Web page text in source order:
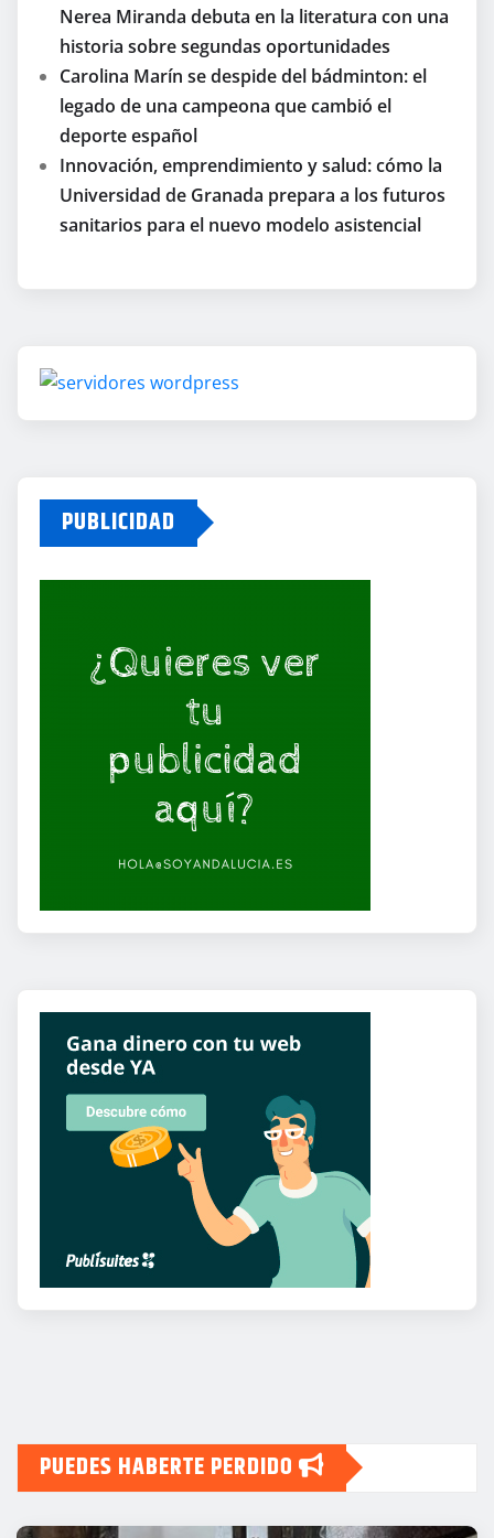
Nerea Miranda debuta en la literatura con una
historia sobre segundas oportunidades
Carolina Marín se despide del bádminton: el
legado de una campeona que cambió el
deporte español
Innovación, emprendimiento y salud: cómo la
Universidad de Granada prepara a los futuros
sanitarios para el nuevo modelo asistencial
PUBLICIDAD
PUEDES HABERTE PERDIDO